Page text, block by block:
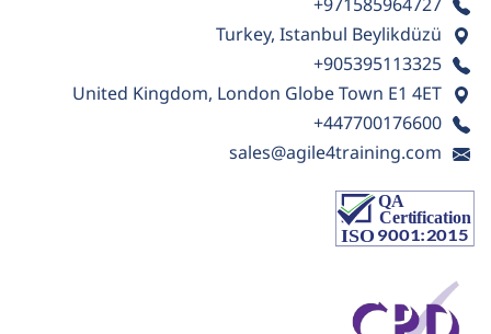
Turkey, Istanbul Beylikdüzü
+905395113325
United Kingdom, London Globe Town E1 4ET
+447700176600
sales@agile4training.com